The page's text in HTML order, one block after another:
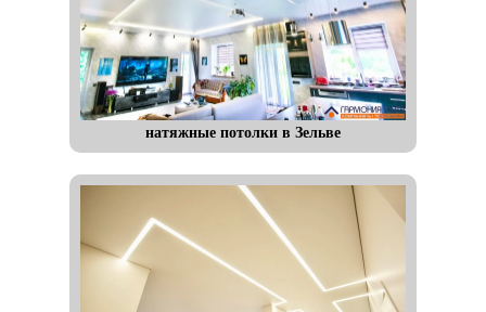
натяжные потолки в Зельве